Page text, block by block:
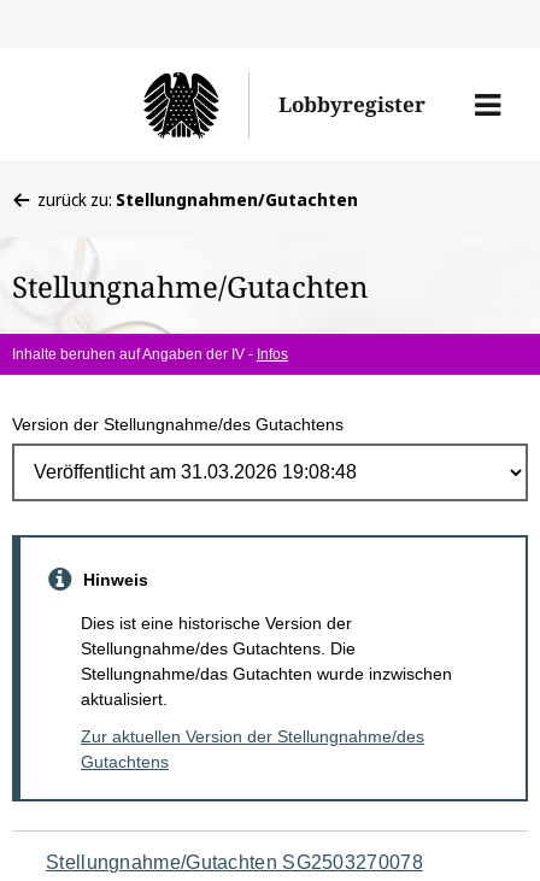
Lobbyregister
Menü
befinden
hier:
zurück zu: Stellungnahmen/Gutachten
Stellungnahme/Gutachten
Inhalte beruhen auf Angaben der IV - Infos
Version der Stellungnahme/des Gutachtens
Hinweis
Dies ist eine historische Version der
Stellungnahme/des Gutachtens. Die
Stellungnahme/das Gutachten wurde inzwischen
aktualisiert.
Zur aktuellen Version der Stellungnahme/des
Gutachtens
Navigation
Stellungnahme/Gutachten SG2503270078